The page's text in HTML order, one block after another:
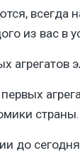
всегда
из вас в
агрегатов
страны.​
до